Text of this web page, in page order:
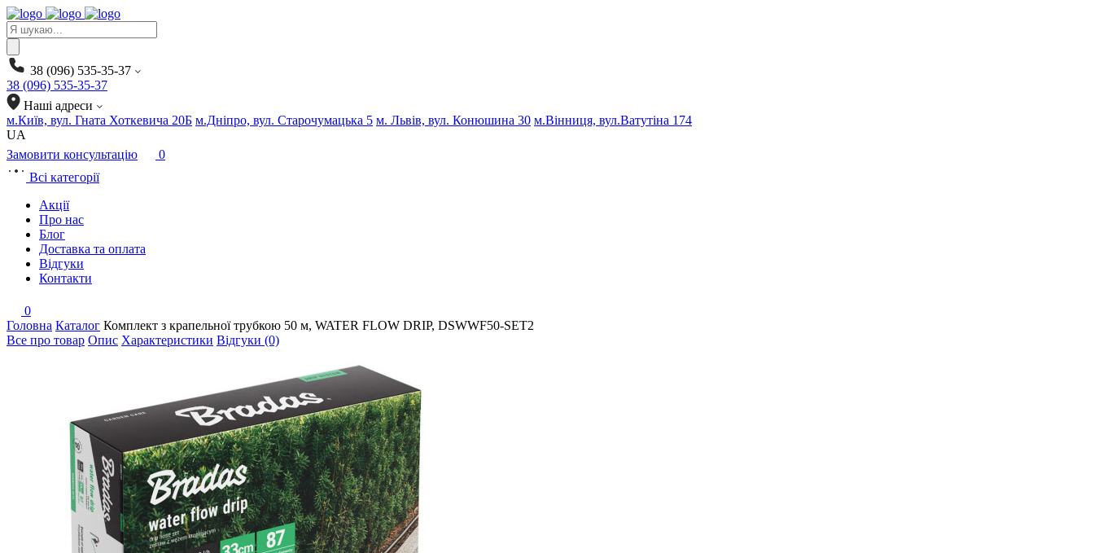
Products
search
38 (096) 535-35-37
38 (096) 535-35-37
Наші адреси
м.Київ, вул. Гната Хоткевича 20Б м.Дніпро, вул. Старочумацька 5 м. Львів, вул. Конюшина 30 м.Вінниця, вул.Ватутіна 174
UA
Замовити консультацію
0
Всі категорії
Акції
Про нас
Блог
Доставка та оплата
Відгуки
Контакти
0
Головна Каталог Комплект з крапельної трубкою 50 м, WATER FLOW DRIP, DSWWF50-SET2
Все про товар Опис Характеристики Відгуки (0)